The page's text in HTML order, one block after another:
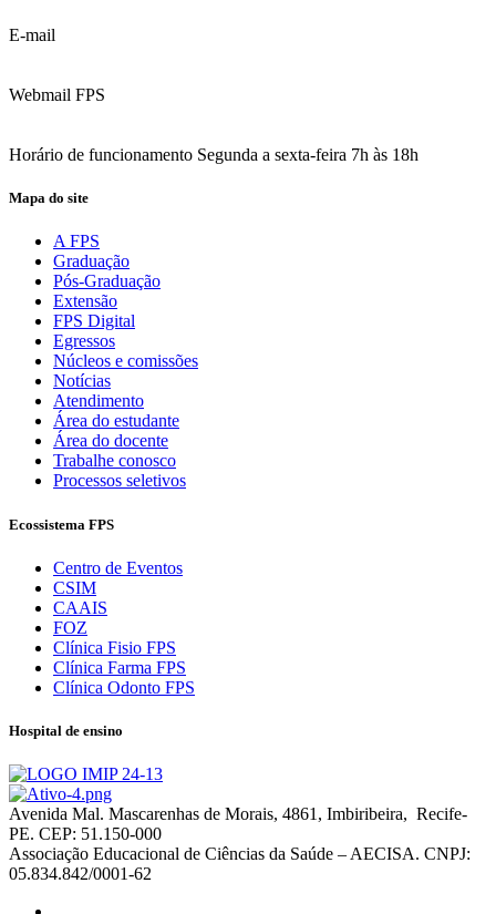
E-mail
Webmail FPS
Horário de funcionamento Segunda a sexta-feira 7h às 18h
Mapa do site
A FPS
Graduação
Pós-Graduação
Extensão
FPS Digital
Egressos
Núcleos e comissões
Notícias
Atendimento
Área do estudante
Área do docente
Trabalhe conosco
Processos seletivos
Ecossistema FPS
Centro de Eventos
CSIM
CAAIS
FOZ
Clínica Fisio FPS
Clínica Farma FPS
Clínica Odonto FPS
Hospital de ensino
Avenida Mal. Mascarenhas de Morais, 4861, Imbiribeira, Recife-
PE. CEP: 51.150-000
Associação Educacional de Ciências da Saúde – AECISA. CNPJ:
05.834.842/0001-62